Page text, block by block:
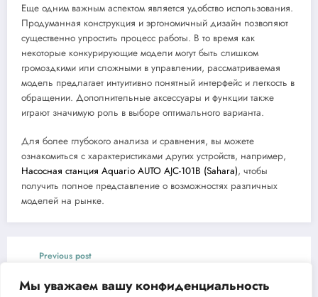
Мы уважаем вашу конфиденциальность
Еще одним важным аспектом является удобство использования.
Продуманная конструкция и эргономичный дизайн позволяют
существенно упростить процесс работы. В то время как
некоторые конкурирующие модели могут быть слишком
громоздкими или сложными в управлении, рассматриваемая
модель предлагает интуитивно понятный интерфейс и легкость в
обращении. Дополнительные аксессуары и функции также
играют значимую роль в выборе оптимального варианта.
Для более глубокого анализа и сравнения, вы можете
ознакомиться с характеристиками других устройств, например,
Насосная станция Aquario AUTO AJC-101B (Sahara), чтобы
получить полное представление о возможностях различных
моделей на рынке.
Previous post
32E